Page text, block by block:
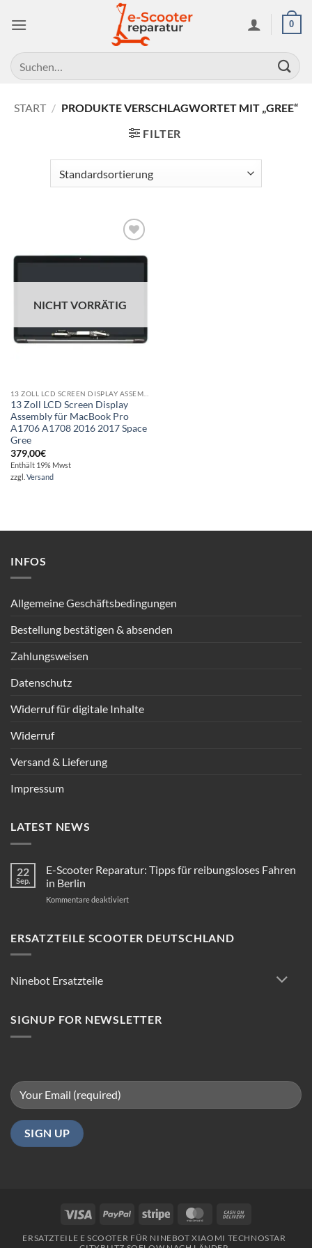
Inhalt
0
Suchen
nach:
START / PRODUKTE VERSCHLAGWORTET MIT „GREE“
FILTER
NICHT VORRÄTIG
13 Zoll LCD Screen Display
Assembly für MacBook Pro
A1706 A1708 2016 2017 Space
Gree
379,00€
Enthält 19% Mwst
zzgl. Versand
INFOS
Allgemeine Geschäftsbedingungen
Bestellung bestätigen & absenden
Zahlungsweisen
Datenschutz
Widerruf für digitale Inhalte
Widerruf
Versand & Lieferung
Impressum
LATEST NEWS
22
Sep.
E-Scooter Reparatur: Tipps für reibungsloses Fahren
in Berlin
Kommentare deaktiviertfür
Reparatur:
ERSATZTEILE SCOOTER DEUTSCHLAND
Ninebot Ersatzteile
SIGNUP FOR NEWSLETTER
Visa PayPal Stripe MasterCard
Delivery
ERSATZTEILE E SCOOTER FÜR NINEBOT XIAOMI TECHNOSTAR